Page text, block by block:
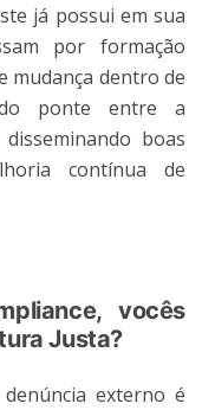
já possui em sua
por formação
mudança dentro de
ponte entre a
boas
contínua de
vocês
Justa?
externo é